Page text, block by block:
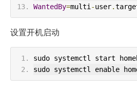
WantedBy=multi -user.
设置开机启动
sudo systemctl start
sudo systemctl enable